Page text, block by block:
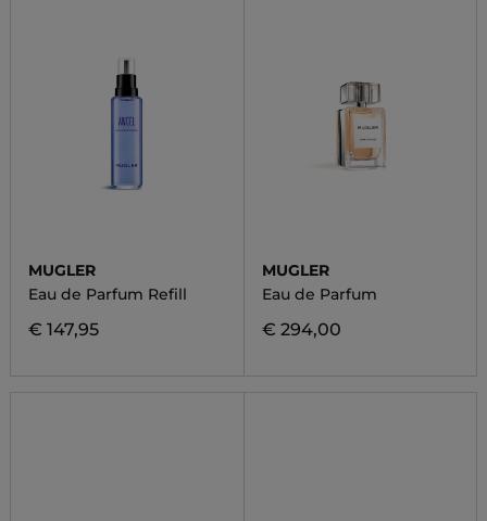
MUGLER
Eau de Parfum Refill
€ 147,95
MUGLER
Eau de Parfum
€ 294,00